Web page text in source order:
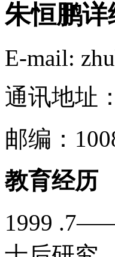
朱恒鹏
E-mail:
通讯地址
邮编：
教育经历
1999